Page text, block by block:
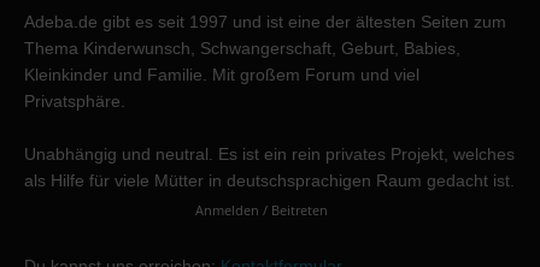
Adeba.de gibt es seit 1997 und ist eine der ältesten Seiten zum
Thema Kinderwunsch, Schwangerschaft, Geburt, Babies,
Kleinkinder und Familie. Mit großem Forum und viel
Privatsphäre.
Unabhängig und neutral. Es ist ein rein privates Projekt, welches
als Hilfe für viele Mütter in deutschsprachigen Raum gedacht ist.
Anmelden / Beitreten